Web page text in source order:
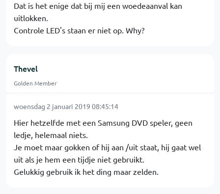
Dat is het enige dat bij mij een woedeaanval kan
uitlokken.
Controle LED's staan er niet op. Why?
Thevel
Golden Member
woensdag 2 januari 2019 08:45:14
Hier hetzelfde met een Samsung DVD speler, geen
ledje, helemaal niets.
Je moet maar gokken of hij aan /uit staat, hij gaat wel
uit als je hem een tijdje niet gebruikt.
Gelukkig gebruik ik het ding maar zelden.